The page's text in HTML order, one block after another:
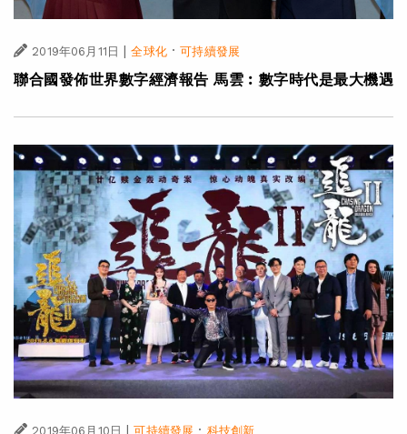
2019年06月11日 全球化·可持續發展
聯合國發佈世界數字經濟報告 馬雲︰數字時代是最大機遇
2019年06月10日 | 可持續發展 · 科技創新